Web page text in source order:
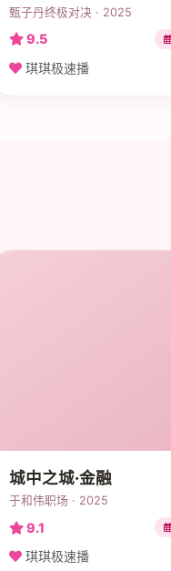
甄子丹终极对决 · 2025
9.5
琪琪极速播
城中之城·金融
于和伟职场 · 2025
9.1
琪琪极速播